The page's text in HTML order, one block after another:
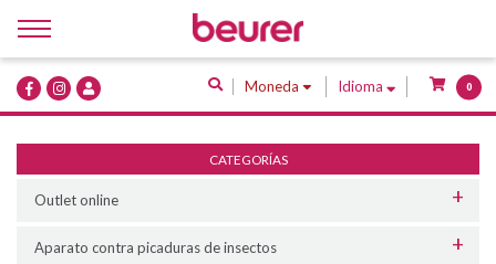
Moneda Idioma 0
Inicio
Quiénes Somos
Servicios
CATEGORÍAS
Outlet online
Aparato contra picaduras de insectos